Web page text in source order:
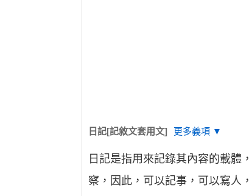
日記[記敘文套用文] 更多義項 ▼
日記是指用來記錄其內容的載
察，因此，可以記事，可以寫人